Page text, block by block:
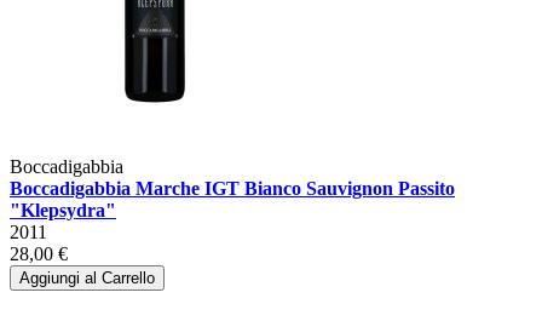
Boccadigabbia
Boccadigabbia Marche IGT Bianco Sauvignon Passito
"Klepsydra"
2011
28,00 €
Aggiungi al Carrello